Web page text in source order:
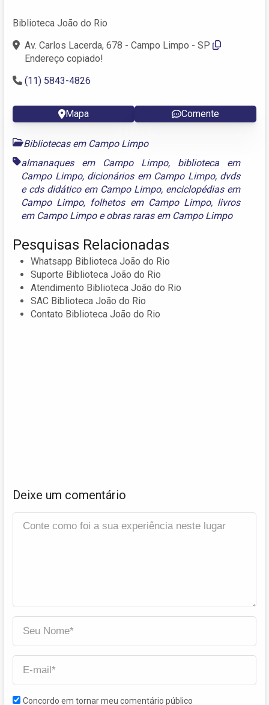
Biblioteca João do Rio
Av. Carlos Lacerda, 678 - Campo Limpo - SP
Endereço copiado!
(11) 5843-4826
Mapa Comente
Bibliotecas em Campo Limpo
almanaques em Campo Limpo, biblioteca em
Campo Limpo, dicionários em Campo Limpo, dvds
e cds didático em Campo Limpo, enciclopédias em
Campo Limpo, folhetos em Campo Limpo, livros
em Campo Limpoeobras raras em Campo Limpo
Pesquisas Relacionadas
Whatsapp Biblioteca João do Rio
Suporte Biblioteca João do Rio
Atendimento Biblioteca João do Rio
SAC Biblioteca João do Rio
Contato Biblioteca João do Rio
Deixe um comentário
Concordo em tornar meu comentário público